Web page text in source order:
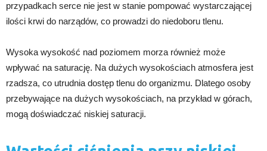
przypadkach serce nie jest w stanie pompować wystarczającej
ilości krwi do narządów, co prowadzi do niedoboru tlenu.
Wysoka wysokość nad poziomem morza również może
wpływać na saturację. Na dużych wysokościach atmosfera jest
rzadsza, co utrudnia dostęp tlenu do organizmu. Dlatego osoby
przebywające na dużych wysokościach, na przykład w górach,
mogą doświadczać niskiej saturacji.